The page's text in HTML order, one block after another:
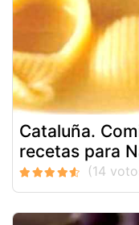
Cataluña.
recetas para